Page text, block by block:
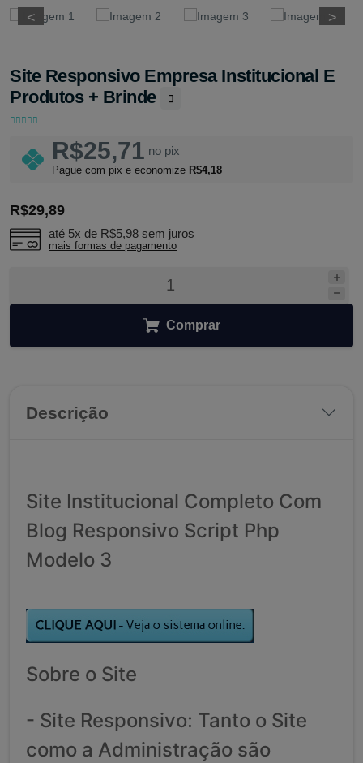
< >
< >
Site Responsivo Empresa Institucional E
Produtos + Brinde
R$25,71 no pix
Pague com pix e economize R$4,18
R$29,89
até 5x de R$5,98 sem juros
mais formas de pagamento
Comprar
Descrição
Site Institucional Completo Com
Blog Responsivo Script Php
Modelo 3
Sobre o Site
- Site Responsivo: Tanto o Site
como a Administração são